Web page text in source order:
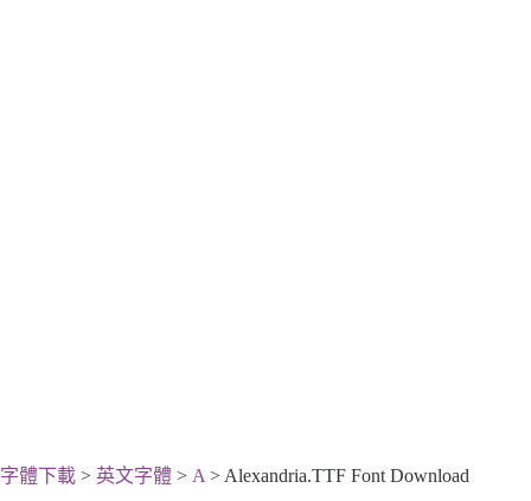
字體下載 > 英文字體 > A > Alexandria.TTF Font Download